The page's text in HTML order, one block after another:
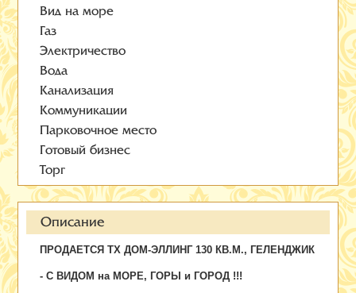
Вид на море
Газ
Электричество
Вода
Канализация
Коммуникации
Парковочное место
Готовый бизнес
Торг
Описание
ПРОДАЕТСЯ ТХ ДОМ-ЭЛЛИНГ 130 КВ.М., ГЕЛЕНДЖИК
- С ВИДОМ на МОРЕ, ГОРЫ и ГОРОД !!!